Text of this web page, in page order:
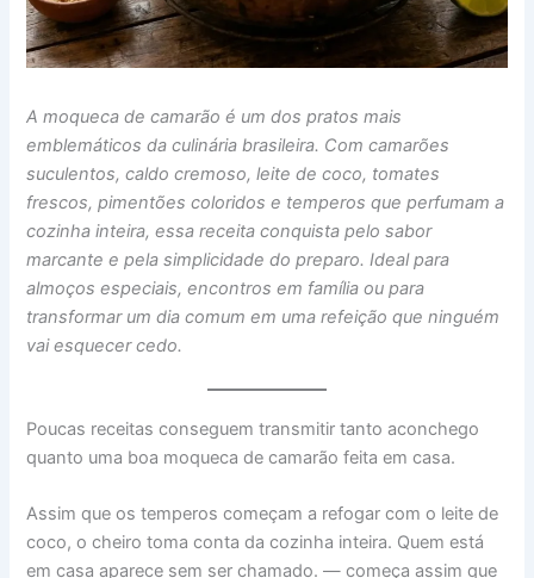
A moqueca de camarão é um dos pratos mais
emblemáticos da culinária brasileira. Com camarões
suculentos, caldo cremoso, leite de coco, tomates
frescos, pimentões coloridos e temperos que perfumam a
cozinha inteira, essa receita conquista pelo sabor
marcante e pela simplicidade do preparo. Ideal para
almoços especiais, encontros em família ou para
transformar um dia comum em uma refeição que ninguém
vai esquecer cedo.
Poucas receitas conseguem transmitir tanto aconchego
quanto uma boa moqueca de camarão feita em casa.
Assim que os temperos começam a refogar com o leite de
coco, o cheiro toma conta da cozinha inteira. Quem está
em casa aparece sem ser chamado. — começa assim que